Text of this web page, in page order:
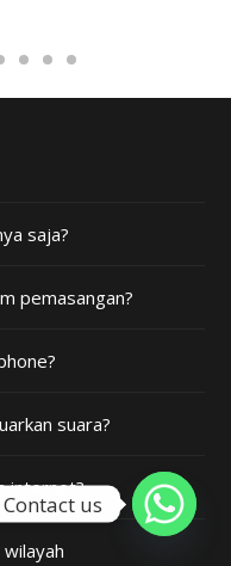
saja?
pemasangan?
suara?
internet?
Contact us